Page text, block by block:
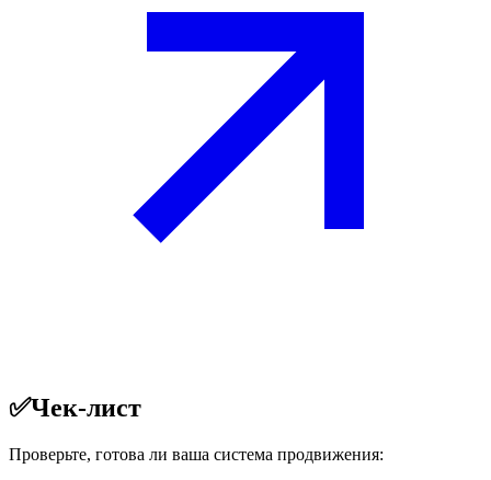
✅Чек-лист
Проверьте, готова ли ваша система продвижения: